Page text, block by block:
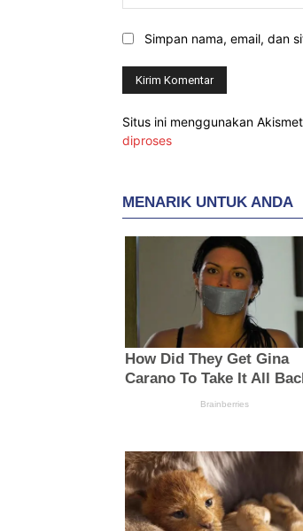
Simpan nama, email, dan
Situs ini menggunakan
diproses